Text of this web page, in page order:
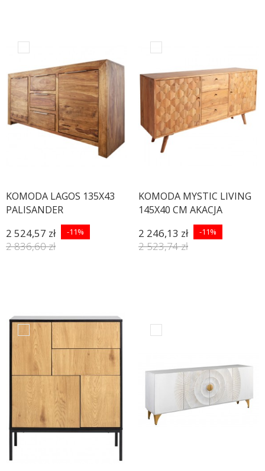
KOMODA LAGOS 135X43
PALISANDER
2 524,57 zł -11%
2 836,60 zł
KOMODA MYSTIC LIVING
145X40 CM AKACJA
2 246,13 zł -11%
2 523,74 zł